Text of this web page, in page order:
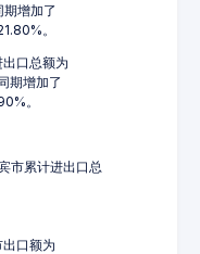
增加了
。
口总额为
期增加了
。
市累计进出口总
口额为